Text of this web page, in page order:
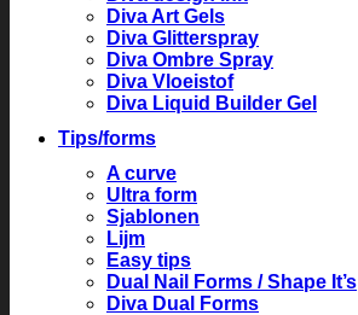
Diva Art Gels
Diva Glitterspray
Diva Ombre Spray
Diva Vloeistof
Diva Liquid Builder Gel
Tips/forms
A curve
Ultra form
Sjablonen
Lijm
Easy tips
Dual Nail Forms / Shape It’s
Diva Dual Forms